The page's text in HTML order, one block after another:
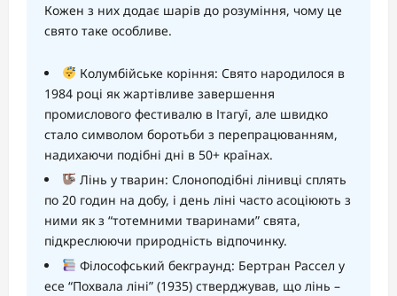
Кожен з них додає шарів до розуміння, чому це
свято таке особливе.
Колумбійське коріння: Свято народилося в
1984 році як жартівливе завершення
промислового фестивалю в Ітагуї, але швидко
стало символом боротьби з перепрацюванням,
надихаючи подібні дні в 50+ країнах.
Лінь у тварин: Слоноподібні лінивці сплять
по 20 годин на добу, і день ліні часто асоціюють з
ними як з “тотемними тваринами” свята,
підкреслюючи природність відпочинку.
Філософський бекграунд: Бертран Рассел у
есе “Похвала ліні” (1935) стверджував, що лінь –